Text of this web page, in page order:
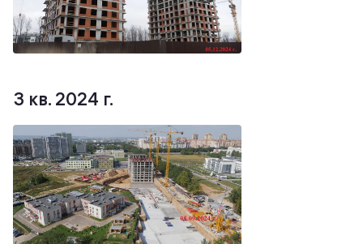
3 кв. 2024 г.